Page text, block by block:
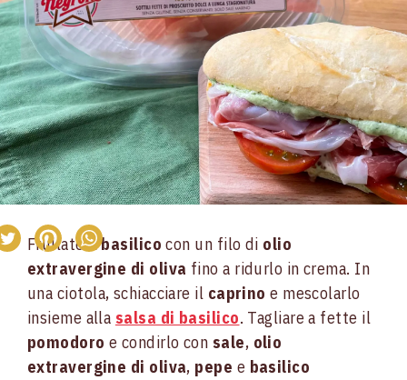
Frullate ilbasilico con un filo di olio
extravergine di oliva fino a ridurlo in crema. In
una ciotola, schiacciare il caprino e mescolarlo
insieme alla salsa di basilico. Tagliare a fette il
pomodoro e condirlo con sale, olio
extravergine di oliva, pepe e basilico